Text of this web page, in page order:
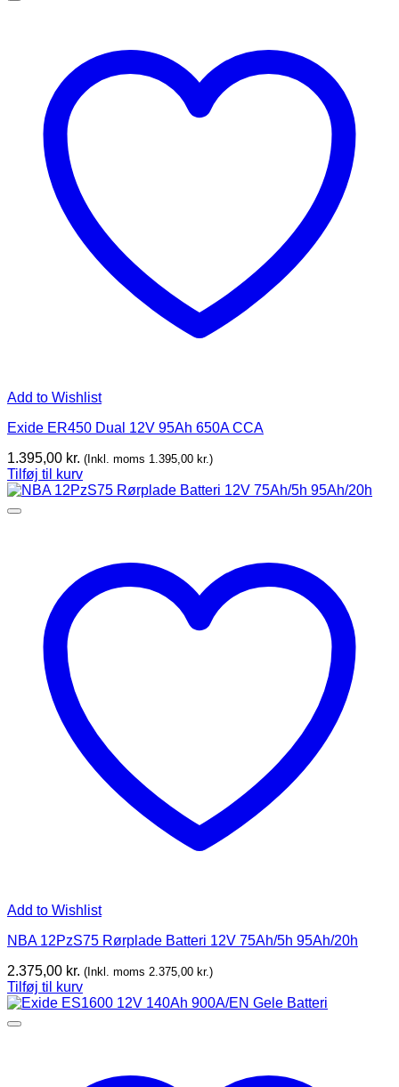
Add to Wishlist
Exide ER450 Dual 12V 95Ah 650A CCA
1.395,00 kr. (Inkl. moms 1.395,00 kr.)
Tilføj til kurv
Add to Wishlist
NBA 12PzS75 Rørplade Batteri 12V 75Ah/5h 95Ah/20h
2.375,00 kr. (Inkl. moms 2.375,00 kr.)
Tilføj til kurv